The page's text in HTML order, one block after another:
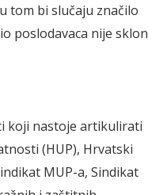
tom bi slučaju značilo
poslodavaca nije sklon
koji nastoje artikulirati
(HUP), Hrvatski
MUP-a, Sindikat